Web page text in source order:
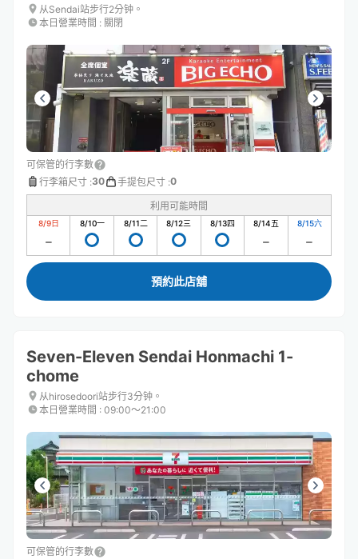
从Sendai站步行2分钟。
本日營業時間 : 關閉
可保管的行李數
行李箱尺寸 :30 手提包尺寸 :0
利用可能時間
8/9日 8/10一 8/11二 8/12三 8/13四 8/14五 8/15六
預約此店舖
Seven-Eleven Sendai Honmachi 1-
chome
从hirosedoori站步行3分钟。
本日營業時間 : 09:00〜21:00
可保管的行李數